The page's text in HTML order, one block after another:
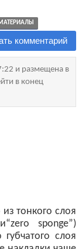
комментарий
и размещена в
в конец
тонкого слоя
sponge”)
губчатого слоя